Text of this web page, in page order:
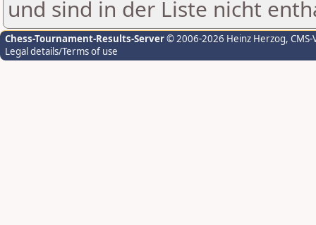
und sind in der Liste nicht
Chess-Tournament-Results-Server© 2006-2026 Heinz Herzog,
Legal details/Terms of use